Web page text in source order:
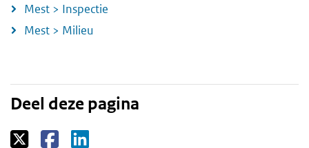
Mest > Inspectie
Mest > Milieu
Deel deze pagina